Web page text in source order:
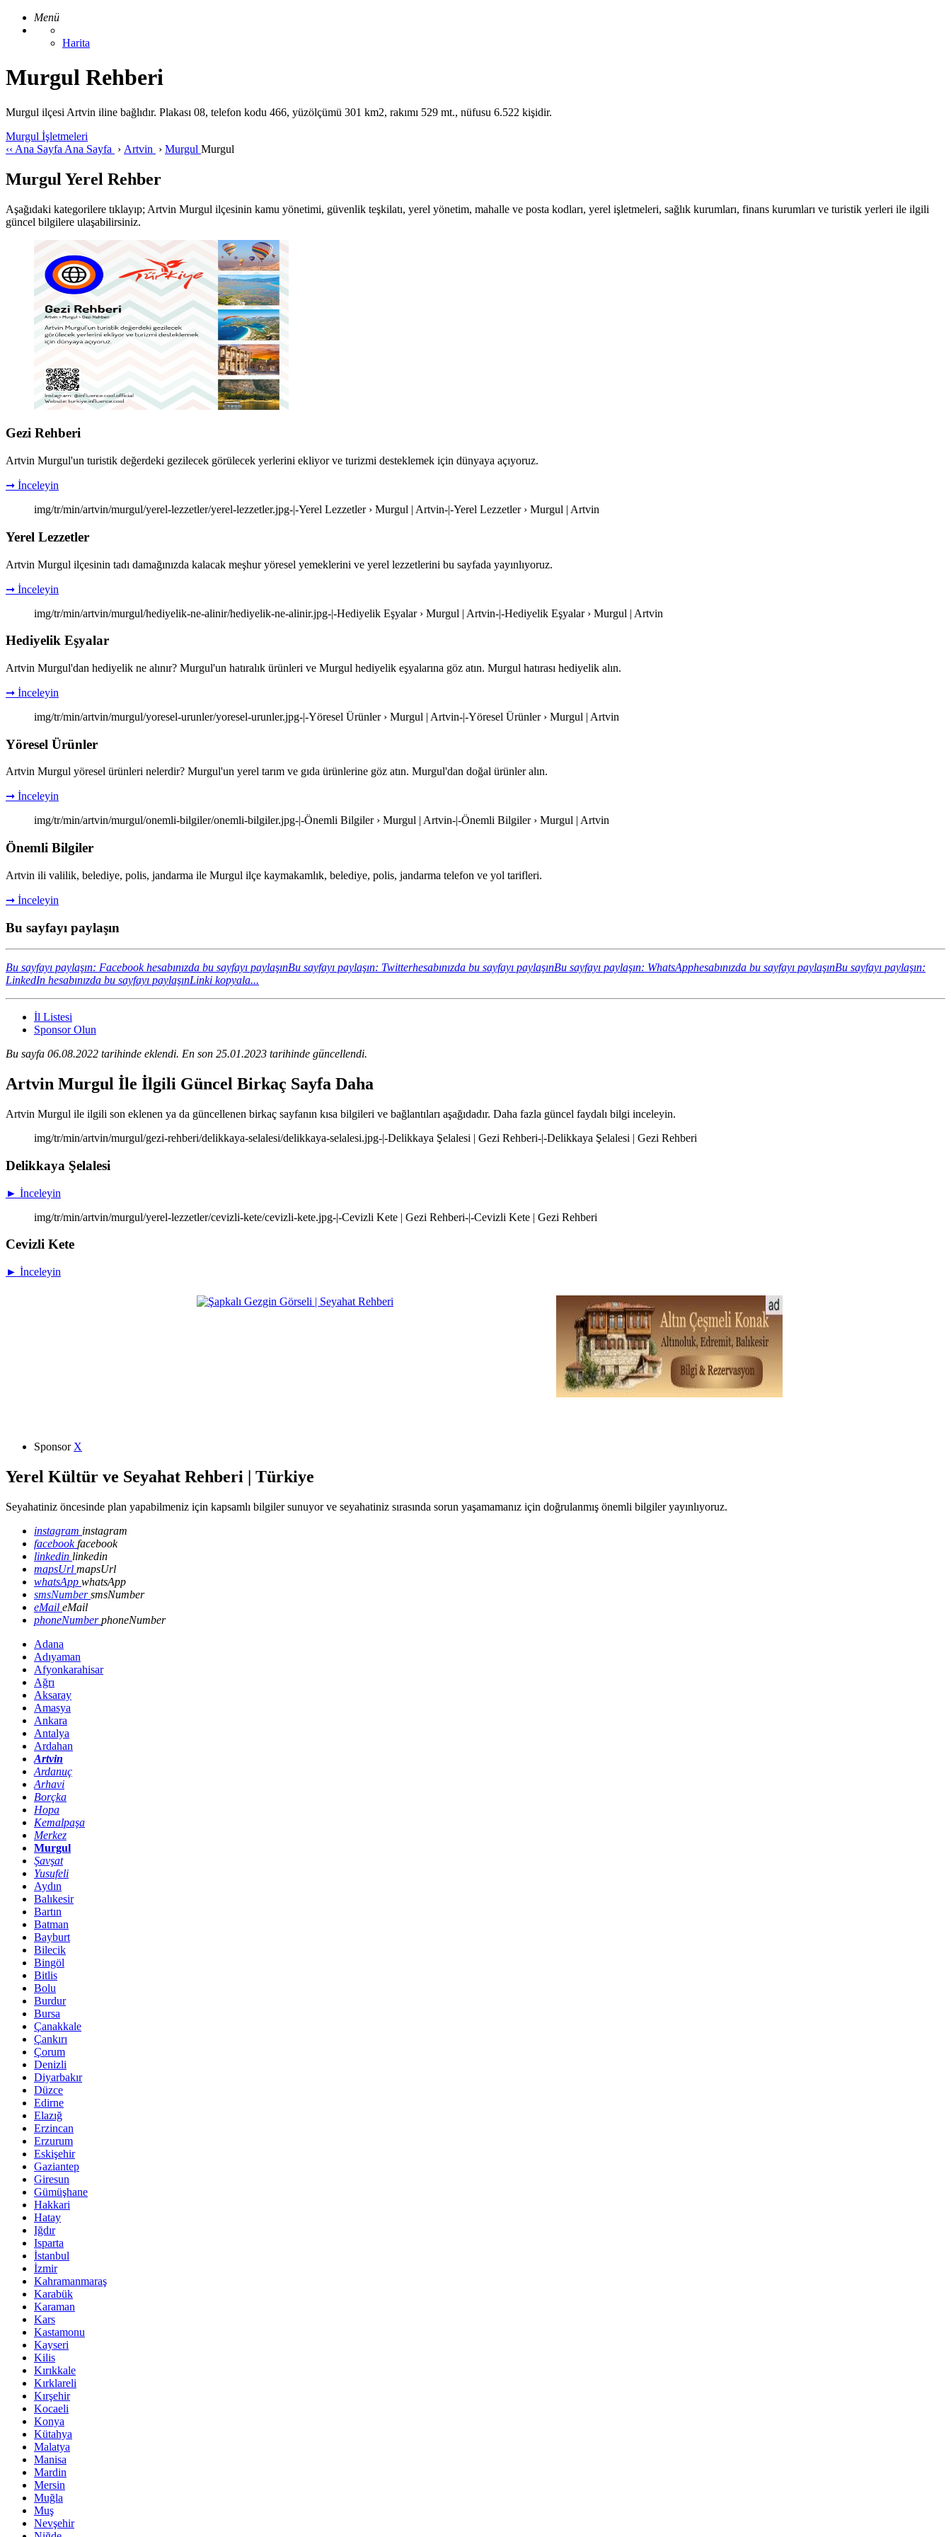
Menü
Harita
Murgul Rehberi
Murgul ilçesi Artvin iline bağlıdır. Plakası 08, telefon kodu 466, yüzölçümü 301 km2, rakımı 529 mt., nüfusu 6.522 kişidir.
Murgul İşletmeleri
‹‹ Ana Sayfa Ana Sayfa › Artvin › Murgul Murgul
Murgul Yerel Rehber
Aşağıdaki kategorilere tıklayıp; Artvin Murgul ilçesinin kamu yönetimi, güvenlik teşkilatı, yerel yönetim, mahalle ve posta kodları, yerel işletmeleri, sağlık kurumları, finans kurumları ve turistik yerleri ile ilgili
güncel bilgilere ulaşabilirsiniz.
Gezi Rehberi
Artvin Murgul'un turistik değerdeki gezilecek görülecek yerlerini ekliyor ve turizmi desteklemek için dünyaya açıyoruz.
➞ İnceleyin
img/tr/min/artvin/murgul/yerel-lezzetler/yerel-lezzetler.jpg-|-Yerel Lezzetler › Murgul | Artvin-|-Yerel Lezzetler › Murgul | Artvin
Yerel Lezzetler
Artvin Murgul ilçesinin tadı damağınızda kalacak meşhur yöresel yemeklerini ve yerel lezzetlerini bu sayfada yayınlıyoruz.
➞ İnceleyin
img/tr/min/artvin/murgul/hediyelik-ne-alinir/hediyelik-ne-alinir.jpg-|-Hediyelik Eşyalar › Murgul | Artvin-|-Hediyelik Eşyalar › Murgul | Artvin
Hediyelik Eşyalar
Artvin Murgul'dan hediyelik ne alınır? Murgul'un hatıralık ürünleri ve Murgul hediyelik eşyalarına göz atın. Murgul hatırası hediyelik alın.
➞ İnceleyin
img/tr/min/artvin/murgul/yoresel-urunler/yoresel-urunler.jpg-|-Yöresel Ürünler › Murgul | Artvin-|-Yöresel Ürünler › Murgul | Artvin
Yöresel Ürünler
Artvin Murgul yöresel ürünleri nelerdir? Murgul'un yerel tarım ve gıda ürünlerine göz atın. Murgul'dan doğal ürünler alın.
➞ İnceleyin
img/tr/min/artvin/murgul/onemli-bilgiler/onemli-bilgiler.jpg-|-Önemli Bilgiler › Murgul | Artvin-|-Önemli Bilgiler › Murgul | Artvin
Önemli Bilgiler
Artvin ili valilik, belediye, polis, jandarma ile Murgul ilçe kaymakamlık, belediye, polis, jandarma telefon ve yol tarifleri.
➞ İnceleyin
Bu sayfayı paylaşın
Bu sayfayı paylaşın: Facebook hesabınızda bu sayfayı paylaşınBu sayfayı paylaşın: Twitterhesabınızda bu sayfayı paylaşınBu sayfayı paylaşın: WhatsApphesabınızda bu sayfayı paylaşınBu sayfayı paylaşın:
LinkedIn hesabınızda bu sayfayı paylaşınLinki kopyala...
İl Listesi
Sponsor Olun
Bu sayfa 06.08.2022 tarihinde eklendi. En son 25.01.2023 tarihinde güncellendi.
Artvin Murgul İle İlgili Güncel Birkaç Sayfa Daha
Artvin Murgul ile ilgili son eklenen ya da güncellenen birkaç sayfanın kısa bilgileri ve bağlantıları aşağıdadır. Daha fazla güncel faydalı bilgi inceleyin.
img/tr/min/artvin/murgul/gezi-rehberi/delikkaya-selalesi/delikkaya-selalesi.jpg-|-Delikkaya Şelalesi | Gezi Rehberi-|-Delikkaya Şelalesi | Gezi Rehberi
Delikkaya Şelalesi
► İnceleyin
img/tr/min/artvin/murgul/yerel-lezzetler/cevizli-kete/cevizli-kete.jpg-|-Cevizli Kete | Gezi Rehberi-|-Cevizli Kete | Gezi Rehberi
Cevizli Kete
► İnceleyin
Sponsor X
Yerel Kültür ve Seyahat Rehberi | Türkiye
Seyahatiniz öncesinde plan yapabilmeniz için kapsamlı bilgiler sunuyor ve seyahatiniz sırasında sorun yaşamamanız için doğrulanmış önemli bilgiler yayınlıyoruz.
instagram instagram
facebookfacebook
linkedin linkedin
mapsUrl mapsUrl
whatsApp whatsApp
smsNumbersmsNumber
eMail eMail
phoneNumberphoneNumber
Adana
Adıyaman
Afyonkarahisar
Ağrı
Aksaray
Amasya
Ankara
Antalya
Ardahan
Artvin
Ardanuç
Arhavi
Borçka
Hopa
Kemalpaşa
Merkez
Murgul
Şavşat
Yusufeli
Aydın
Balıkesir
Bartın
Batman
Bayburt
Bilecik
Bingöl
Bitlis
Bolu
Burdur
Bursa
Çanakkale
Çankırı
Çorum
Denizli
Diyarbakır
Düzce
Edirne
Elazığ
Erzincan
Erzurum
Eskişehir
Gaziantep
Giresun
Gümüşhane
Hakkari
Hatay
Iğdır
Isparta
İstanbul
İzmir
Kahramanmaraş
Karabük
Karaman
Kars
Kastamonu
Kayseri
Kilis
Kırıkkale
Kırklareli
Kırşehir
Kocaeli
Konya
Kütahya
Malatya
Manisa
Mardin
Mersin
Muğla
Muş
Nevşehir